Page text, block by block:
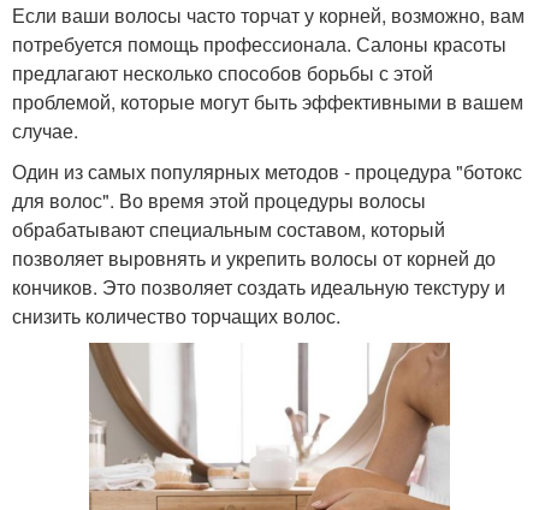
Если ваши волосы часто торчат у корней, возможно, вам
потребуется помощь профессионала. Салоны красоты
предлагают несколько способов борьбы с этой
проблемой, которые могут быть эффективными в вашем
случае.
Один из самых популярных методов - процедура "ботокс
для волос". Во время этой процедуры волосы
обрабатывают специальным составом, который
позволяет выровнять и укрепить волосы от корней до
кончиков. Это позволяет создать идеальную текстуру и
снизить количество торчащих волос.